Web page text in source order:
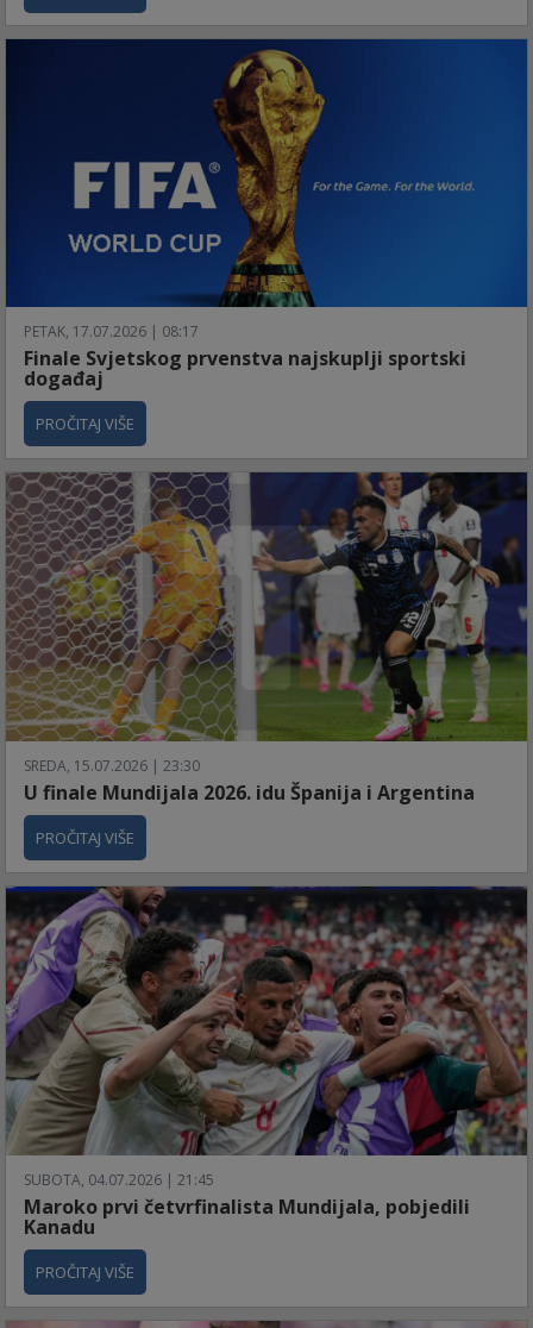
PETAK, 17.07.2026 | 08:17
Finale Svjetskog prvenstva najskuplji sportski
događaj
PROČITAJ VIŠE
SREDA, 15.07.2026 | 23:30
U finale Mundijala 2026. idu Španija i Argentina
PROČITAJ VIŠE
SUBOTA, 04.07.2026 | 21:45
Maroko prvi četvrfinalista Mundijala, pobjedili
Kanadu
PROČITAJ VIŠE